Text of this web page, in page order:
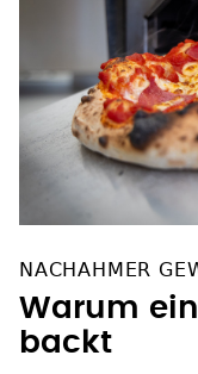
Warum
backt